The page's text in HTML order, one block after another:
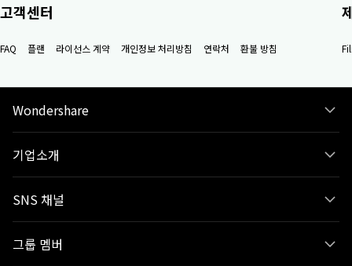
고객센터
FAQ 플랜 라이선스 계약 개인정보 처리방침 연락처 환불 방침
Wondershare
기업소개
SNS 채널
그룹 멤버